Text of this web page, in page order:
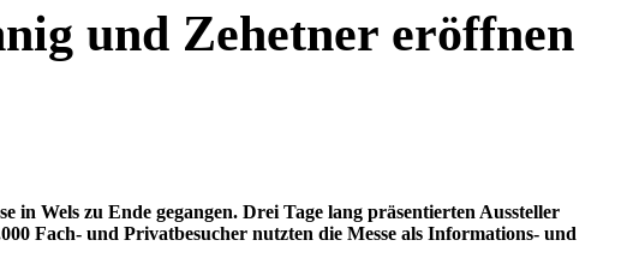
und Zehetner eröffnen
in Wels zu Ende gegangen. Drei Tage lang präsentierten Aussteller
Fach- und Privatbesucher nutzten die Messe als Informations- und